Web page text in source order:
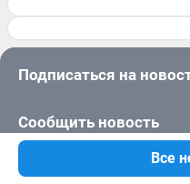
Все
Подписаться на
Сообщить новость
Рубрики